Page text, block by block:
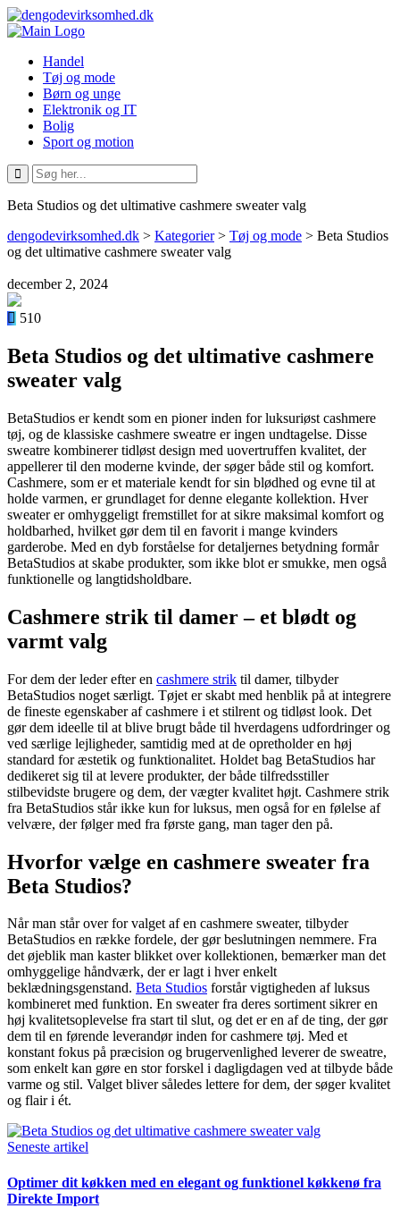
Handel
Tøj og mode
Børn og unge
Elektronik og IT
Bolig
Sport og motion
Beta Studios og det ultimative cashmere sweater valg
dengodevirksomhed.dk > Kategorier> Tøj og mode > Beta Studios
og det ultimative cashmere sweater valg
december 2, 2024
510
Beta Studios og det ultimative cashmere
sweater valg
BetaStudios er kendt som en pioner inden for luksuriøst cashmere
tøj, og de klassiske cashmere sweatre er ingen undtagelse. Disse
sweatre kombinerer tidløst design med uovertruffen kvalitet, der
appellerer til den moderne kvinde, der søger både stil og komfort.
Cashmere, som er et materiale kendt for sin blødhed og evne til at
holde varmen, er grundlaget for denne elegante kollektion. Hver
sweater er omhyggeligt fremstillet for at sikre maksimal komfort og
holdbarhed, hvilket gør dem til en favorit i mange kvinders
garderobe. Med en dyb forståelse for detaljernes betydning formår
BetaStudios at skabe produkter, som ikke blot er smukke, men også
funktionelle og langtidsholdbare.
Cashmere strik til damer – et blødt og
varmt valg
For dem der leder efter en cashmere strik til damer, tilbyder
BetaStudios noget særligt. Tøjet er skabt med henblik på at integrere
de fineste egenskaber af cashmere i et stilrent og tidløst look. Det
gør dem ideelle til at blive brugt både til hverdagens udfordringer og
ved særlige lejligheder, samtidig med at de opretholder en høj
standard for æstetik og funktionalitet. Holdet bag BetaStudios har
dedikeret sig til at levere produkter, der både tilfredsstiller
stilbevidste brugere og dem, der vægter kvalitet højt. Cashmere strik
fra BetaStudios står ikke kun for luksus, men også for en følelse af
velvære, der følger med fra første gang, man tager den på.
Hvorfor vælge en cashmere sweater fra
Beta Studios?
Når man står over for valget af en cashmere sweater, tilbyder
BetaStudios en række fordele, der gør beslutningen nemmere. Fra
det øjeblik man kaster blikket over kollektionen, bemærker man det
omhyggelige håndværk, der er lagt i hver enkelt
beklædningsgenstand. Beta Studios forstår vigtigheden af luksus
kombineret med funktion. En sweater fra deres sortiment sikrer en
høj kvalitetsoplevelse fra start til slut, og det er en af de ting, der gør
dem til en førende leverandør inden for cashmere tøj. Med et
konstant fokus på præcision og brugervenlighed leverer de sweatre,
som enkelt kan gøre en stor forskel i dagligdagen ved at tilbyde både
varme og stil. Valget bliver således lettere for dem, der søger kvalitet
og flair i ét.
Seneste artikel
Optimer dit køkken med en elegant og funktionel køkkenø fra
Direkte Import